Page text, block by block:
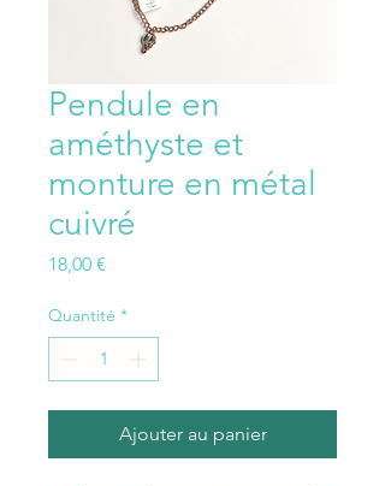
Pendule en
améthyste et
monture en métal
cuivré
18,00 €
Quantité *
Ajouter au panier